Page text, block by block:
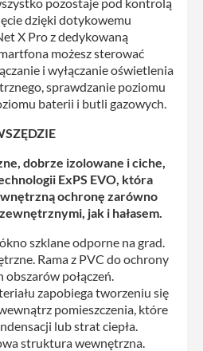
dzięki dotykowemu
X Pro z dedykowaną
możesz sterować
i wyłączanie oświetlenia
sprawdzanie poziomu
baterii i butli gazowych.
dobrze izolowane i ciche,
ExPS EVO, która
ochronę zarówno
jak i hałasem.
szklane odporne na grad.
Rama z PVC do ochrony
połączeń.
zapobiega tworzeniu się
pomieszczenia, które
lub strat ciepła.
struktura wewnętrzna.